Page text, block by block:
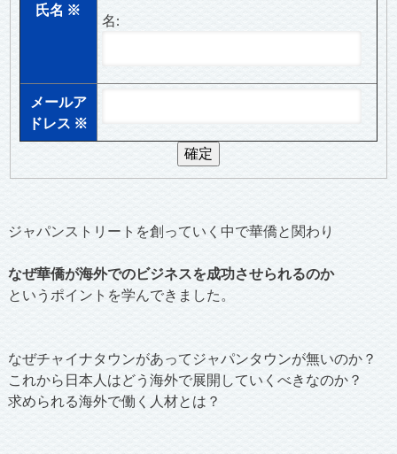
氏名 ※
名:
メールア
ドレス ※
ジャパンストリートを創っていく中で華僑と関わり
なぜ華僑が海外でのビジネスを成功させられるのか
というポイントを学んできました。
なぜチャイナタウンがあってジャパンタウンが無いのか？
これから日本人はどう海外で展開していくべきなのか？
求められる海外で働く人材とは？